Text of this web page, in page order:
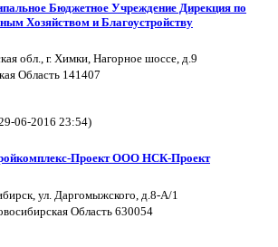
Бюджетное Учреждение Дирекция по
Хозяйством и Благоустройству
обл., г. Химки, Нагорное шоссе, д.9
Область 141407
06-2016 23:54)
Проект ООО НСК-Проект
ул. Даргомыжского, д.8-А/1
Область 630054